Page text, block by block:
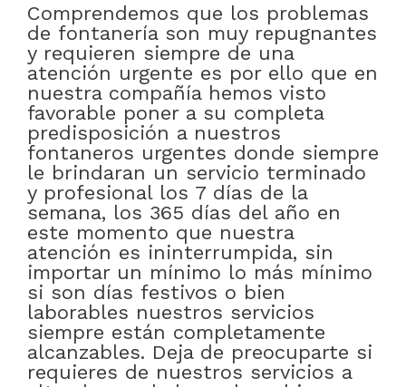
Comprendemos que los problemas
de fontanería son muy repugnantes
y requieren siempre de una
atención urgente es por ello que en
nuestra compañía hemos visto
favorable poner a su completa
predisposición a nuestros
fontaneros urgentes donde siempre
le brindaran un servicio terminado
y profesional los 7 días de la
semana, los 365 días del año en
este momento que nuestra
atención es ininterrumpida, sin
importar un mínimo lo más mínimo
si son días festivos o bien
laborables nuestros servicios
siempre están completamente
alcanzables. Deja de preocuparte si
requieres de nuestros servicios a